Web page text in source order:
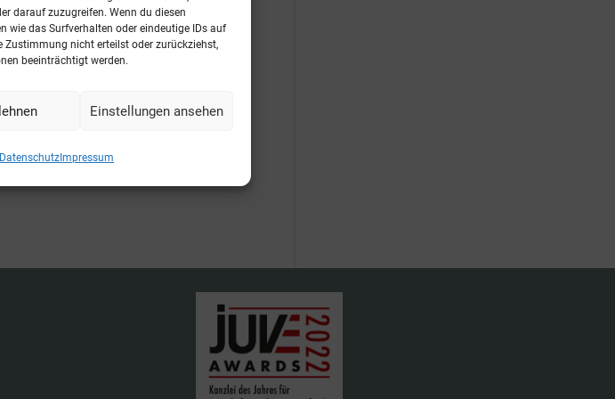
darauf zuzugreifen. Wenn du diesen
wie das Surfverhalten oder eindeutige IDs auf
Zustimmung nicht erteilst oder zurückziehst,
beeinträchtigt werden.
Einstellungen ansehen
Impressum
legal geführten)
befasste sich am
auswirkt, wenn die